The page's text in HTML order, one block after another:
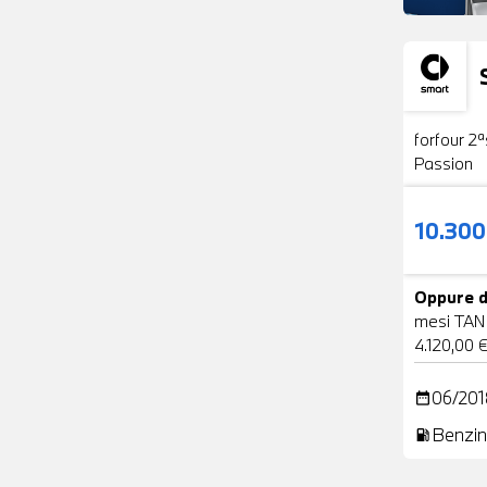
Usato
forfour
Passion
Oppure
mesi
4.120,00 €
date_range06/
local_gas_station